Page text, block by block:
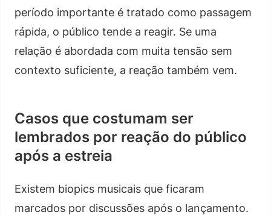
período importante é tratado como passagem
rápida, o público tende a reagir. Se uma
relação é abordada com muita tensão sem
contexto suficiente, a reação também vem.
Casos que costumam ser
lembrados por reação do público
após a estreia
Existem biopics musicais que ficaram
marcados por discussões após o lançamento.